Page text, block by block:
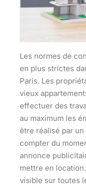
Les normes de
en plus strictes
Paris. Les
vieux
effectuer des
au maximum les
être réalisé par
compter du
annonce
mettre en
visible sur toutes